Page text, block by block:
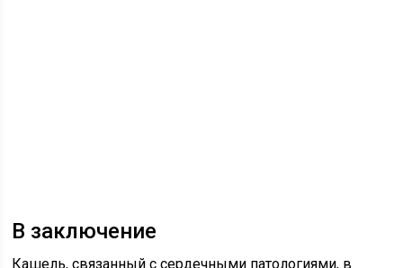
В заключение
Кашель, связанный с сердечными патологиями, в